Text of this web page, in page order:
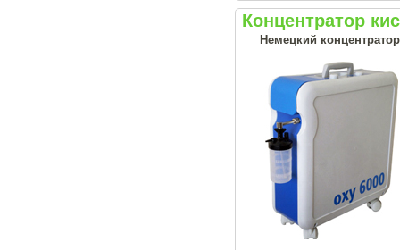
Концентратор
Немецкий